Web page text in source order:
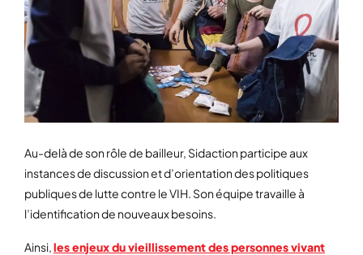
Au-delà de son rôle de bailleur, Sidaction participe aux
instances de discussion et d’orientation des politiques
publiques de lutte contre le VIH. Son équipe travaille à
l’identification de nouveaux besoins.
Ainsi,les enjeux du vieillissement des personnes vivant